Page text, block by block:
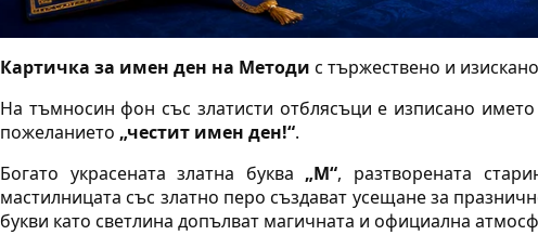
Картичка за имен ден на Методи с тържествено и
На тъмносин фон със златисти отблясъци е изписано името
пожеланието „честит имен ден!“.
Богато украсената златна буква „М“, разтворената
мастилницата със златно перо създават усещане за
букви като светлина допълват магичната и официална